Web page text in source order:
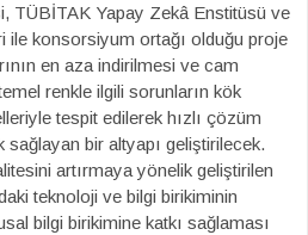
TÜBİTAK Yapay Zekâ Enstitüsü ve
ile konsorsiyum ortağı olduğu proje
en aza indirilmesi ve cam
renkle ilgili sorunların kök
tespit edilerek hızlı çözüm
bir altyapı geliştirilecek.
artırmaya yönelik geliştirilen
teknoloji ve bilgi birikiminin
bilgi birikimine katkı sağlaması